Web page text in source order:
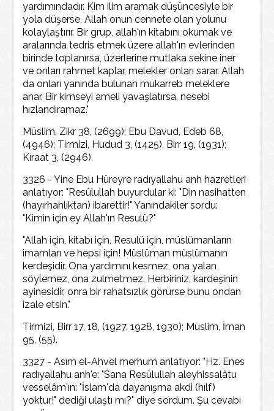
yardımındadır. Kim ilim aramak düşüncesiyle bir
yola düşerse, Allah onun cennete olan yolunu
kolaylaştırır. Bir grup, allah'ın kitabını okumak ve
aralarında tedris etmek üzere allah'ın evlerinden
birinde toplanırsa, üzerlerine mutlaka sekine iner
ve onları rahmet kaplar, melekler onları sarar. Allah
da onları yanında bulunan mukarreb meleklere
anar. Bir kimseyi ameli yavaşlatırsa, nesebi
hızlandıramaz."
Müslim, Zikr 38, (2699); Ebu Davud, Edeb 68,
(4946); Tirmizi, Hudud 3, (1425), Birr 19, (1931);
Kıraat 3, (2946).
3326 - Yine Ebu Hüreyre radıyallahu anh hazretleri
anlatıyor: "Resûlullah buyurdular ki: "Din nasihatten
(hayırhahlıktan) ibarettir!" Yanındakiler sordu:
"Kimin için ey Allah'ın Resulü?"
"Allah için, kitabı için, Resulü için, müslümanların
imamları ve hepsi için! Müslüman müslümanın
kerdeşidir. Ona yardımını kesmez, ona yalan
söylemez, ona zulmetmez. Herbiriniz, kardeşinin
ayinesidir, onra bir rahatsızlık görürse bunu ondan
izale etsin."
Tirmizi, Birr 17, 18, (1927, 1928, 1930); Müslim, İman
95, (55).
3327 - Asım el-Ahvel merhum anlatıyor: "Hz. Enes
radıyallahu anh'e: "Sana Resûlullah aleyhissalâtu
vesselâm'ın: "İslam'da dayanışma akdi (hılf)
yoktur!" dediği ulaştı mı?" diye sordum. Şu cevabı